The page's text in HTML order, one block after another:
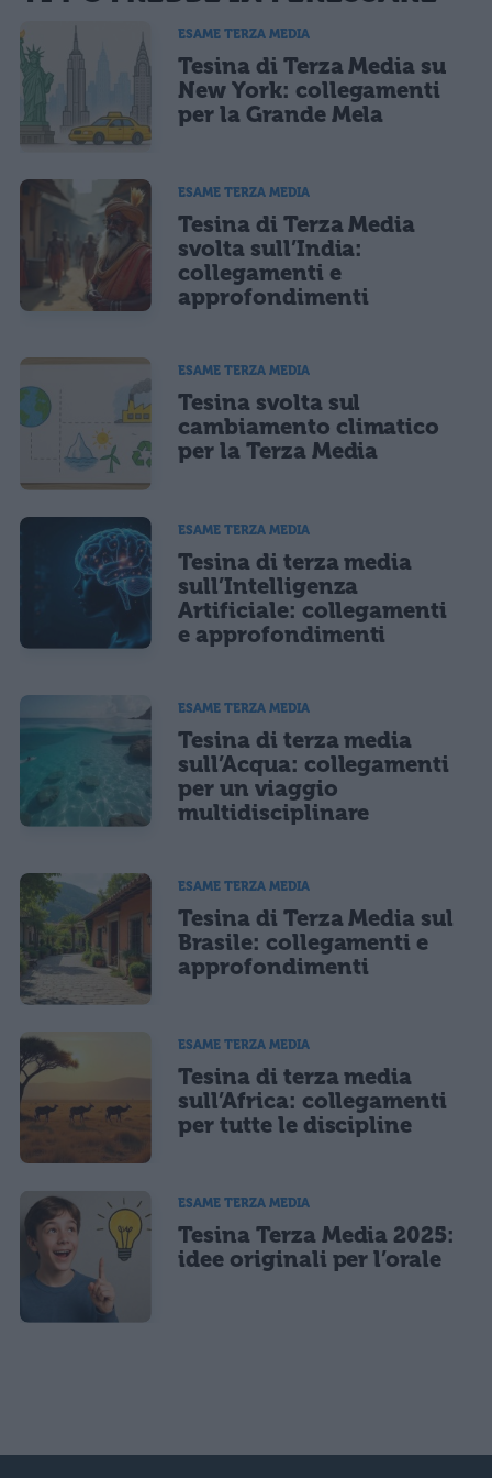
informativa privacy. Pubblicando questo commento dai il consenso affinché un cookie
Ho letto e acconsento l'informativa sulla privacy
Acconsento all'uso dei miei dati da parte di terzi per finalità di
marketing diretto con modalità automatizzate o tradizionali
CONFERMA E PUBBLICA
ESAME TERZA MEDIA
Tesina di Terza Media su
New York: collegamenti
per la Grande Mela
ESAME TERZA MEDIA
Tesina di Terza Media
svolta sull’India:
collegamenti e
approfondimenti
ESAME TERZA MEDIA
Tesina svolta sul
cambiamento climatico
per la Terza Media
ESAME TERZA MEDIA
Tesina di terza media
sull’Intelligenza
Artificiale: collegamenti
e approfondimenti
ESAME TERZA MEDIA
Tesina di terza media
sull’Acqua: collegamenti
per un viaggio
multidisciplinare
ESAME TERZA MEDIA
Tesina di Terza Media sul
Brasile: collegamenti e
approfondimenti
ESAME TERZA MEDIA
Tesina di terza media
sull’Africa: collegamenti
per tutte le discipline
ESAME TERZA MEDIA
Tesina Terza Media 2025:
idee originali per l’orale